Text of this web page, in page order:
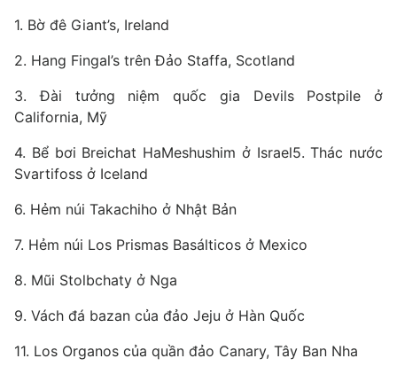
1. Bờ đê Giant’s, Ireland
2. Hang Fingal’s trên Đảo Staffa, Scotland
3. Đài tưởng niệm quốc gia Devils Postpile ở
California, Mỹ
4. Bể bơi Breichat HaMeshushim ở Israel5. Thác nước
Svartifoss ở Iceland
6. Hẻm núi Takachiho ở Nhật Bản
7. Hẻm núi Los Prismas Basálticos ở Mexico
8. Mũi Stolbchaty ở Nga
9. Vách đá bazan của đảo Jeju ở Hàn Quốc
11. Los Organos của quần đảo Canary, Tây Ban Nha